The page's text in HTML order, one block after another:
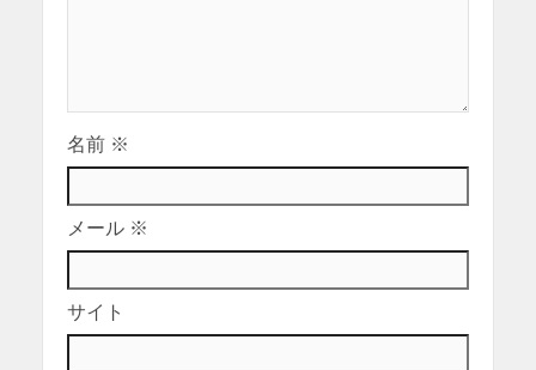
名前 ※
メール ※
サイト